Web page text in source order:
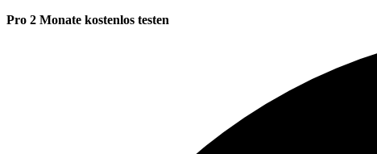
Pro 2 Monate kostenlos testen